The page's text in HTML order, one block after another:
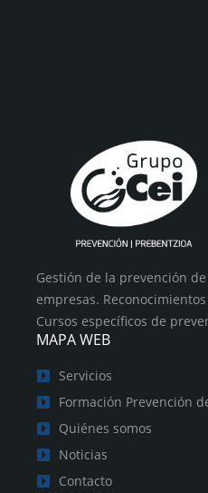
Gestión de la prevención
empresas.
Cursos específicos de
MAPA WEB
Servicios
Formación Prevención
Quiénes somos
Noticias
Contacto